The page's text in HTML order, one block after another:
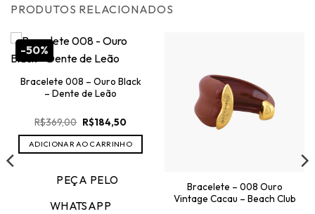
PRODUTOS RELACIONADOS
-50%
Bracelete 008 – Ouro Black
– Dente de Leão
R$369,00 O
preço
original
era:
R$369,00.
R$184,50O
atual
é:
R$184,50.
ADICIONAR AO CARRINHO
PEÇA PELO
WHATSAPP
Bracelete – 008 Ouro
Vintage Cacau – Beach Club